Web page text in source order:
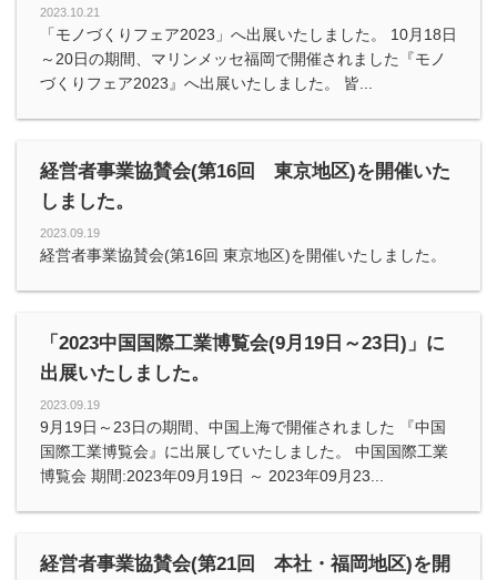
2023.10.21
「モノづくりフェア2023」へ出展いたしました。 10月18日
～20日の期間、マリンメッセ福岡で開催されました『モノ
づくりフェア2023』へ出展いたしました。 皆...
経営者事業協賛会(第16回 東京地区)を開催いた
しました。
2023.09.19
経営者事業協賛会(第16回 東京地区)を開催いたしました。
「2023中国国際工業博覧会(9月19日～23日)」に
出展いたしました。
2023.09.19
9月19日～23日の期間、中国上海で開催されました 『中国
国際工業博覧会』に出展していたしました。 中国国際工業
博覧会 期間:2023年09月19日 ～ 2023年09月23...
経営者事業協賛会(第21回 本社・福岡地区)を開